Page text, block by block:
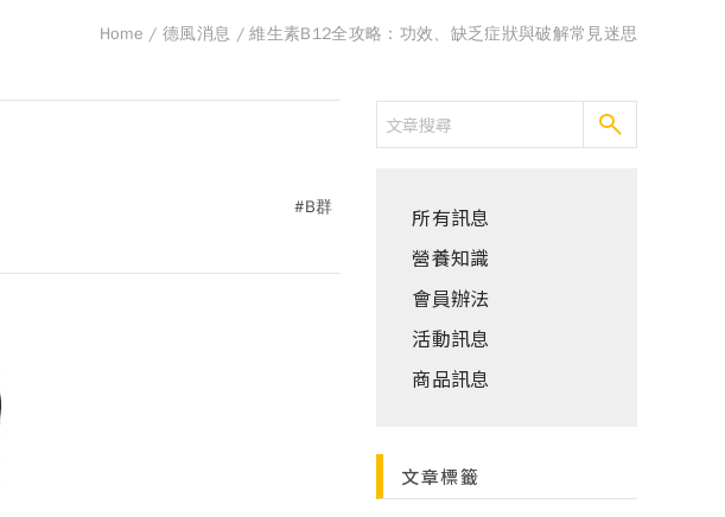
Home 德風消息 維生素B12全攻略：功效、缺乏症狀與破解常見迷思
所有訊息
營養知識
會員辦法
活動訊息
商品訊息
文章標籤
#B群